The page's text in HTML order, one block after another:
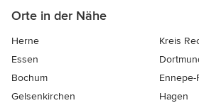
Orte in der Nähe
Herne
Kreis
Essen
Bochum
Ennepe-
Gelsenkirchen
Hagen